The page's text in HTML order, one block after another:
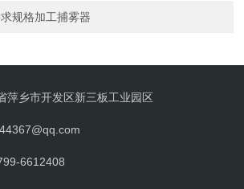
规格加工捕雾器
萍乡市开发区新三板工业园区
6612408